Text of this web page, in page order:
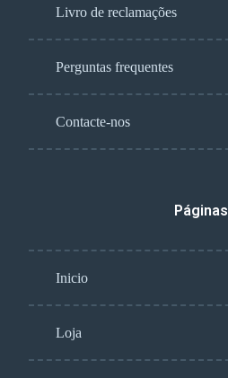
Livro de reclamações
Perguntas frequentes
Contacte-nos
Páginas
Inicio
Loja